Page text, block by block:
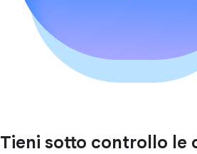
Tieni sotto controllo le